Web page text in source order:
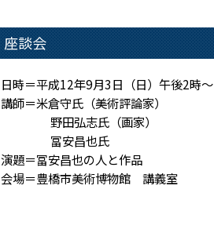
座談会
日時＝平成12年9月3日（日）午後2時～
講師＝米倉守氏（美術評論家）
野田弘志氏（画家）
冨安昌也氏
演題＝冨安昌也の人と作品
会場＝豊橋市美術博物館 講義室